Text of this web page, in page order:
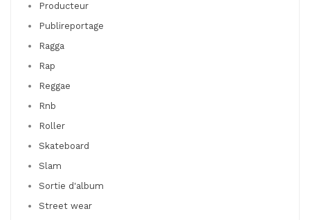
Producteur
Publireportage
Ragga
Rap
Reggae
Rnb
Roller
Skateboard
Slam
Sortie d'album
Street wear